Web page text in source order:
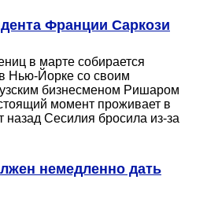
Франции Саркози
в марте собирается
Нью-Йорке со своим
бизнесменом Ришаром
момент проживает в
назад Сесилия бросила из-за
немедленно дать